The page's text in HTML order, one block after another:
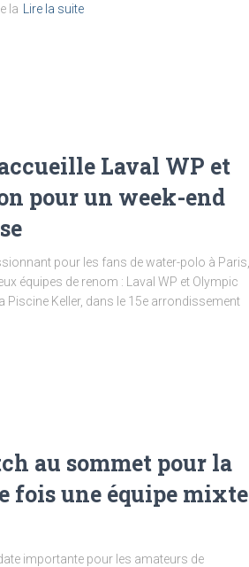
la
Lire la suite
Laval WP et
pour un week-end
pour les fans de water-polo à Paris,
équipes de renom : Laval WP et Olympic
Piscine Keller, dans le 15e arrondissement
au sommet pour la
fois une équipe mixte
importante pour les amateurs de